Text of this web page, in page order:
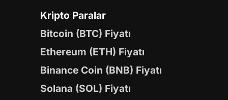
Kripto Paralar
Bitcoin (BTC) Fiyatı
Ethereum (ETH) Fiyatı
Binance Coin (BNB) Fiyatı
Solana (SOL) Fiyatı